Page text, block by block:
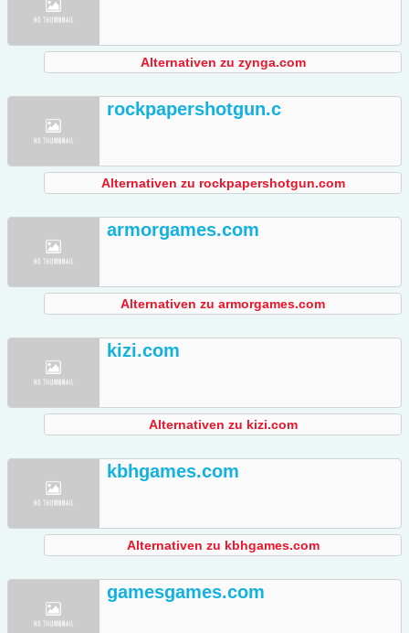
Alternativen zu zynga.com
rockpapershotgun.c
Alternativen zu rockpapershotgun.com
armorgames.com
Alternativen zu armorgames.com
kizi.com
Alternativen zu kizi.com
kbhgames.com
Alternativen zu kbhgames.com
gamesgames.com